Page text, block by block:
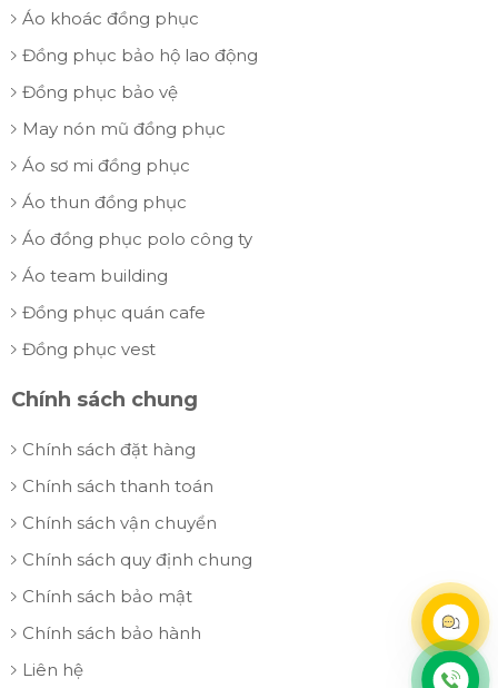
Áo khoác đồng phục
Đồng phục bảo hộ lao động
Đồng phục bảo vệ
May nón mũ đồng phục
Áo sơ mi đồng phục
Áo thun đồng phục
Áo đồng phục polo công ty
Áo team building
Đồng phục quán cafe
Đồng phục vest
Chính sách chung
Chính sách đặt hàng
Chính sách thanh toán
Chính sách vận chuyển
Chính sách quy định chung
Chính sách bảo mật
Chính sách bảo hành
Liên hệ